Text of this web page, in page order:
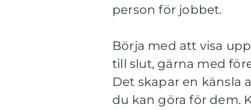
person för jobbet.
Börja med att visa
till slut, gärna med
Det skapar en känsla
du kan göra för dem.